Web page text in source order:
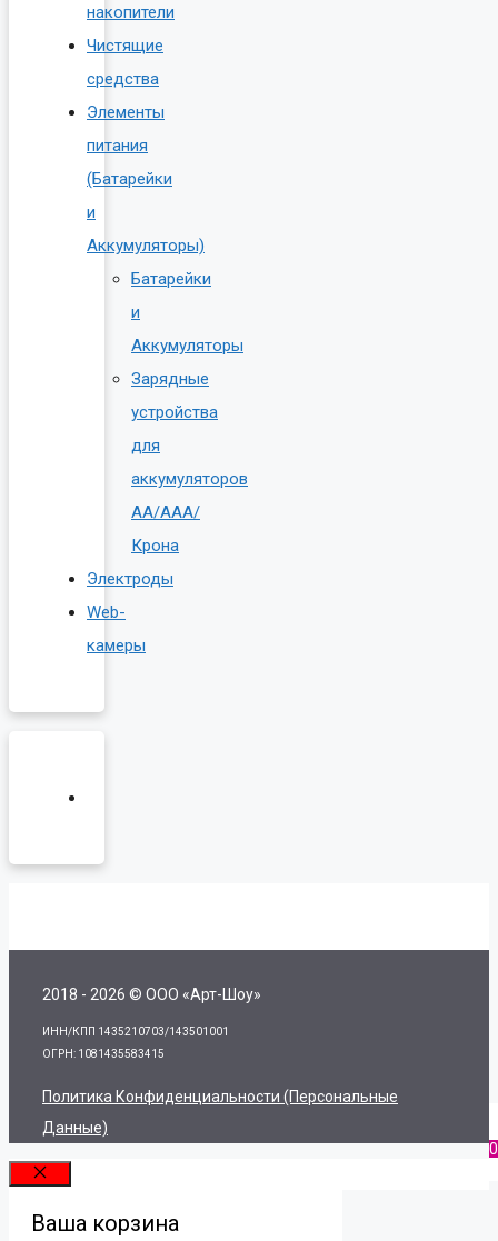
накопители
Чистящие
средства
Элементы
питания
(Батарейки
и
Аккумуляторы)
Батарейки
и
Аккумуляторы
Зарядные
устройства
для
аккумуляторов
AA/AAA/
Крона
Электроды
Web-
камеры
2018 - 2026 © ООО «Арт-Шоу»
ИНН/КПП 1435210703/143501001
ОГРН: 1081435583415
Политика Конфиденциальности (персональные
Данные)
Закрыть
0
Ваша корзина